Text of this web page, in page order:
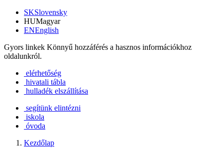
SKSlovensky
HUMagyar
ENEnglish
Gyors linkek Könnyű hozzáférés a hasznos információkhoz
oldalunkról.
elérhetőség
hivatali tábla
hulladék elszállítása
segítünk elintézni
iskola
óvoda
Kezdőlap